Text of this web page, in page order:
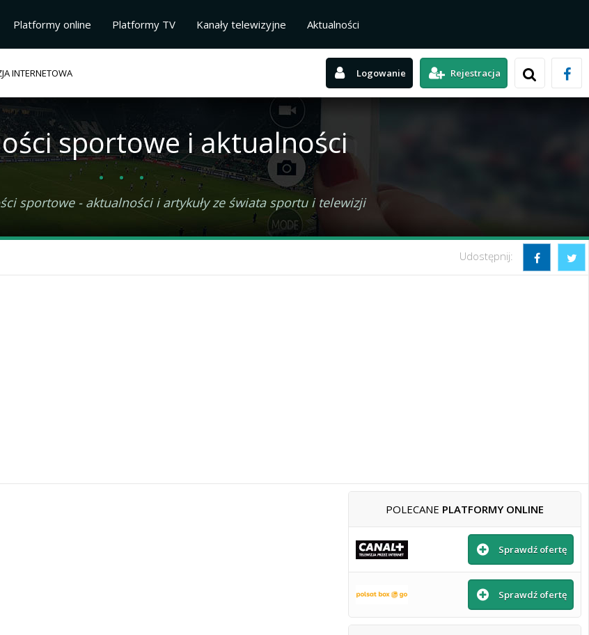
INTERNETOWA
Platformy online Platformy TV Kanały telewizyjne Aktualności
Logowanie Rejestracja
Udostępnij:
POLECANE PLATFORMY ONLINE
Sprawdź ofertę
Sprawdź ofertę
sportowe i aktualności
sportowe - aktualności i artykuły ze świata sportu i telewizji